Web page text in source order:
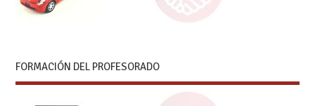
FORMACIÓN DEL PROFESORADO